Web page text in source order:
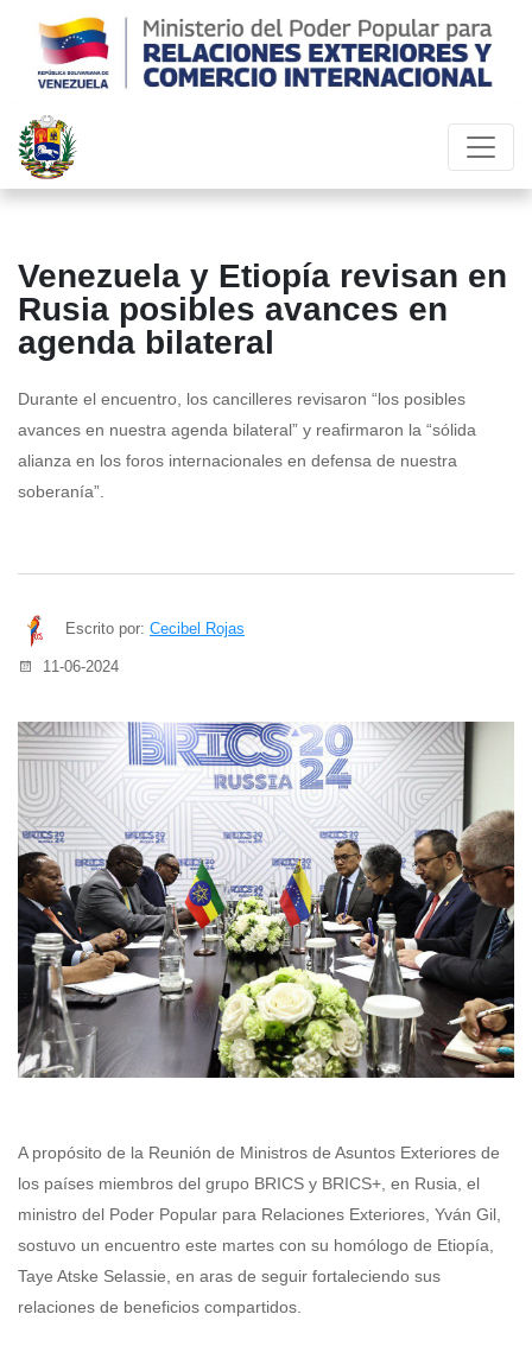
Venezuela y Etiopía revisan en
Rusia posibles avances en
agenda bilateral
Durante el encuentro, los cancilleres revisaron “los posibles
avances en nuestra agenda bilateral” y reafirmaron la “sólida
alianza en los foros internacionales en defensa de nuestra
soberanía”.
Escrito por: Cecibel Rojas
11-06-2024
A propósito de la Reunión de Ministros de Asuntos Exteriores de
los países miembros del grupo BRICS y BRICS+, en Rusia, el
ministro del Poder Popular para Relaciones Exteriores, Yván Gil,
sostuvo un encuentro este martes con su homólogo de Etiopía,
Taye Atske Selassie, en aras de seguir fortaleciendo sus
relaciones de beneficios compartidos.